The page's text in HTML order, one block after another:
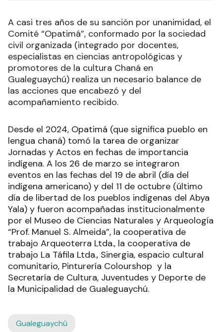
A casi tres años de su sanción por unanimidad, el
Comité “Opatimá”, conformado por la sociedad
civil organizada (integrado por docentes,
especialistas en ciencias antropológicas y
promotores de la cultura Chaná en
Gualeguaychú) realiza un necesario balance de
las acciones que encabezó y del
acompañamiento recibido.
Desde el 2024, Opatimá (que significa pueblo en
lengua chaná) tomó la tarea de organizar
Jornadas y Actos en fechas de importancia
indígena. A los 26 de marzo se integraron
eventos en las fechas del 19 de abril (día del
indígena americano) y del 11 de octubre (último
día de libertad de los pueblos indígenas del Abya
Yala) y fueron acompañadas institucionalmente
por el Museo de Ciencias Naturales y Arqueología
“Prof. Manuel S. Almeida”, la cooperativa de
trabajo Arqueoterra Ltda., la cooperativa de
trabajo La Táfila Ltda., Sinergia, espacio cultural
comunitario, Pinturería Colourshop y la
Secretaría de Cultura, Juventudes y Deporte de
la Municipalidad de Gualeguaychú.
Gualeguaychú